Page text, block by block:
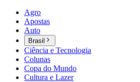
Agro
Apostas
Auto
Brasil
Ciência e Tecnologia
Colunas
Copa do Mundo
Cultura e Lazer